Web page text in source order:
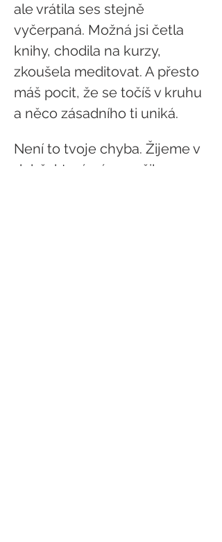
ale vrátila ses stejně
vyčerpaná. Možná jsi četla
knihy, chodila na kurzy,
zkoušela meditovat. A přesto
máš pocit, že se točíš v kruhu
a něco zásadního ti uniká.
Není to tvoje chyba. Žijeme v
době, která nás naučila